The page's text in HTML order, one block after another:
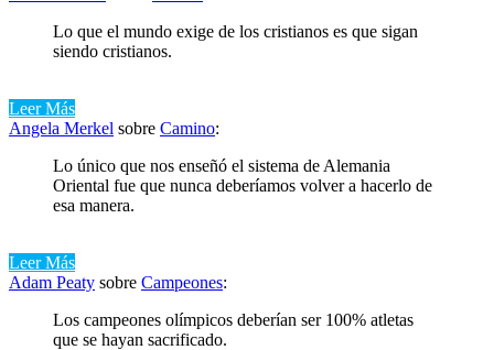
Lo que el mundo exige de los cristianos es que sigan
siendo cristianos.
Leer Más
Angela Merkel sobre Camino:
Lo único que nos enseñó el sistema de Alemania
Oriental fue que nunca deberíamos volver a hacerlo de
esa manera.
Leer Más
Adam Peaty sobre Campeones:
Los campeones olímpicos deberían ser 100% atletas
que se hayan sacrificado.